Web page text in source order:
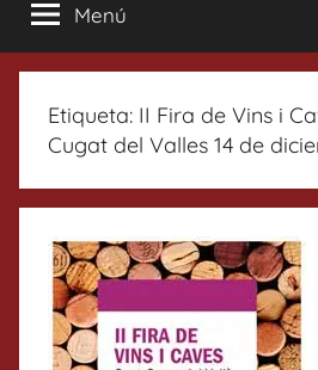
Menú
Etiqueta: II Fira de Vins i
Cugat del Valles 14 de